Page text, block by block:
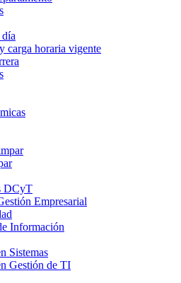
carga horaria vigente
DCyT
Empresarial
Información
Sistemas
Gestión de TI